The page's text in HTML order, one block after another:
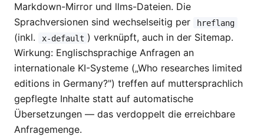
Markdown-Mirror und llms-Dateien. Die
Sprachversionen sind wechselseitig per
hreflang
(inkl. x-default ) verknüpft, auch in der Sitemap.
Wirkung: Englischsprachige Anfragen an
internationale KI-Systeme („Who researches limited
editions in Germany?") treffen auf muttersprachlich
gepflegte Inhalte statt auf automatische
Übersetzungen — das verdoppelt die erreichbare
Anfragemenge.